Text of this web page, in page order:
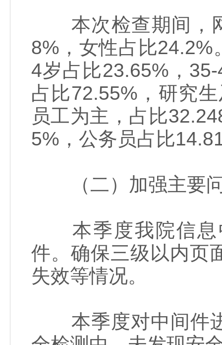
本次检查期间，网
8%，女性占比
4岁占比23.65%，
占比72.55%，研究
员工为主，占比
5%，公务员占比
（二）加强主要问
本季度我院信息
件。确保三级以内页
失效等情况。
本季度对中间件进